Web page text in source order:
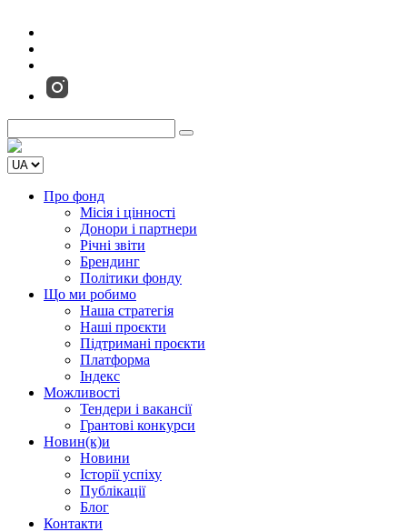
Про фонд
Місія і цінності
Донори і партнери
Річні звіти
Брендинг
Політики фонду
Що ми робимо
Наша стратегія
Наші проєкти
Підтримані проєкти
Платформа
Індекс
Можливості
Тендери і вакансії
Грантові конкурси
Новин(к)и
Новини
Історії успіху
Публікації
Блог
Контакти